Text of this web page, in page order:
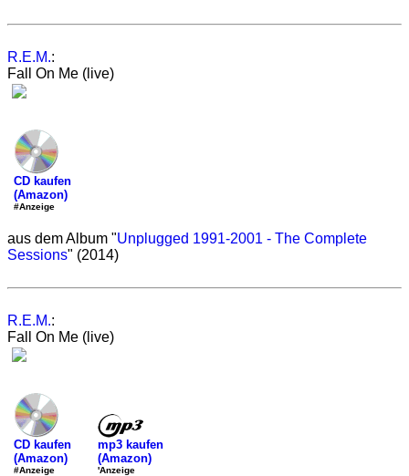
R.E.M.:
Fall On Me (live)
CD kaufen
(Amazon)
#Anzeige
aus dem Album "Unplugged 1991-2001 - The Complete
Sessions" (2014)
R.E.M.:
Fall On Me (live)
CD kaufen
(Amazon)
#Anzeige
mp3 kaufen
(Amazon)
'Anzeige